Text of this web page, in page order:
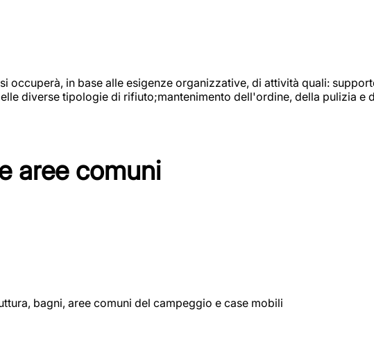
occuperà, in base alle esigenze organizzative, di attività quali:
diverse tipologie di rifiuto;mantenimento dell'ordine, della pulizia e
aree comuni
bagni, aree comuni del campeggio e case mobili